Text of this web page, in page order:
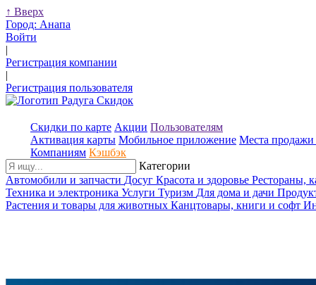
↑ Вверх
Город: Анапа
Войти
|
Регистрация компании
|
Регистрация пользователя
Скидки по карте Акции Пользователям
Активация карты Мобильное приложение Места продажи
Компаниям Кэшбэк
Категории
Автомобили и запчасти Досуг Красота и здоровье Рестораны,
Техника и электроника Услуги Туризм Для дома и дачи
Растения и товары для животных Канцтовары, книги и софт